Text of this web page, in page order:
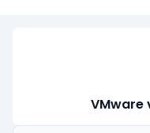
VMware